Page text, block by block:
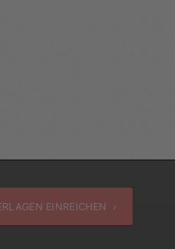
EINREICHEN ›